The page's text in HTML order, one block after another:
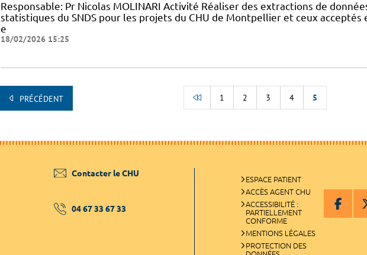
Responsable: Pr Nicolas MOLINARI Activité Réaliser des extractions de
statistiques du SNDS pour les projets du CHU de Montpellier et ceux acceptés
e
18/02/2026 15:25
PRÉCÉDENT 1 2 3 4 5
Contacter le CHU
04 67 33 67 33
ESPACE PATIENT
ACCÈS AGENT CHU
ACCESSIBILITÉ :
PARTIELLEMENT
CONFORME
MENTIONS LÉGALES
PROTECTION DES